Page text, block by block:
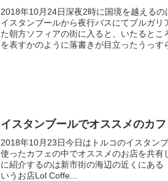
2018年10月24日深夜2時に国境を越える
イスタンブールから夜行バスにてブルガリ
た朝方ソフィアの街に入ると、いたるとこ
を表すかのように落書きが目立ったうっす
イスタンブールでオススメのカフ
2018年10月23日今日はトルコのイスタン
使ったカフェの中でオススメのお店を共有
に紹介するのは新市街の海辺の近くにある
いうお店Lol Coffe...